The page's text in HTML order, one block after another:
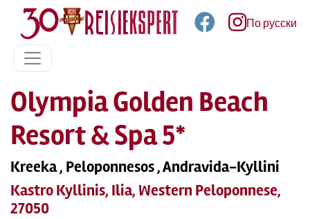
По русски
Olympia Golden Beach
Resort & Spa 5*
Kreeka , Peloponnesos , Andravida-Kyllini
Kastro Kyllinis, Ilia, Western Peloponnese,
27050